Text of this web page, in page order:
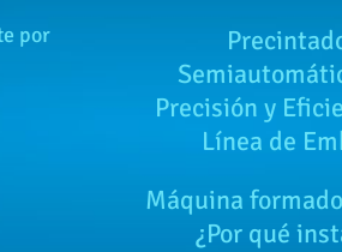
por
Precisión y
Línea de
Máquina
¿Por qué